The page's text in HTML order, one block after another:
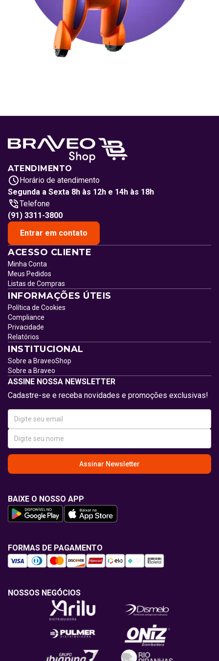
ATENDIMENTO
Horário de atendimento
Segunda a Sexta 8h às 12h e 14h às 18h
Telefone
(91) 3311-3800
Entrar em contato
ACESSO CLIENTE
Minha Conta
Meus Pedidos
Listas de Compras
INFORMAÇÕES ÚTEIS
Política de Cookies
Compliance
Privacidade
Relatórios
INSTITUCIONAL
Sobre a BraveoShop
Sobre a Braveo
ASSINE NOSSA NEWSLETTER
Cadastre-se e receba novidades e promoções exclusivas!
Assinar Newsletter
BAIXE O NOSSO APP
FORMAS DE PAGAMENTO
NOSSOS NEGÓCIOS